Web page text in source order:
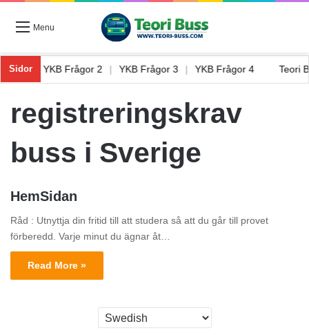
Menu
Sidor
1 YKB Frågor 2 YKB Frågor 3 YKB Frågor 4 Teori
registreringskrav
buss i Sverige
HemSidan
Råd : Utnyttja din fritid till att studera så att du går till provet
förberedd. Varje minut du ägnar åt…
Read More »